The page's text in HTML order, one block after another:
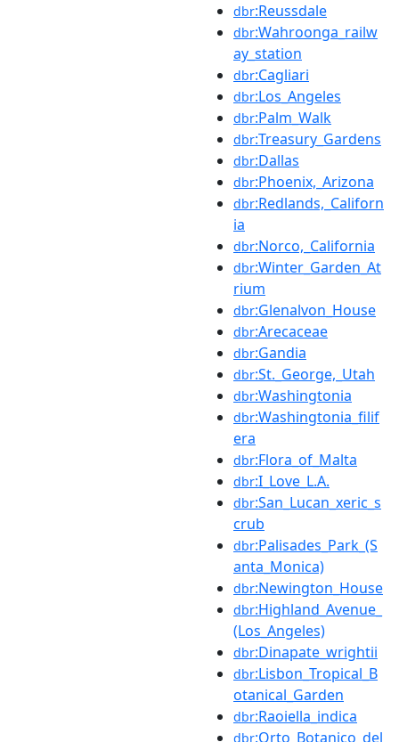
dbr:Reussdale
dbr:Wahroonga_railw
ay_station
dbr:Cagliari
dbr:Los_Angeles
dbr:Palm_Walk
dbr:Treasury_Gardens
dbr:Dallas
dbr:Phoenix,_Arizona
dbr:Redlands,_Californ
ia
dbr:Norco,_California
dbr:Winter_Garden_At
rium
dbr:Glenalvon_House
dbr:Arecaceae
dbr:Gandia
dbr:St._George,_Utah
dbr:Washingtonia
dbr:Washingtonia_filif
era
dbr:Flora_of_Malta
dbr:I_Love_L.A.
dbr:San_Lucan_xeric_s
crub
dbr:Palisades_Park_(S
anta_Monica)
dbr:Newington_House
dbr:Highland_Avenue_
(Los_Angeles)
dbr:Dinapate_wrightii
dbr:Lisbon_Tropical_B
otanical_Garden
dbr:Raoiella_indica
dbr:Orto_Botanico_del